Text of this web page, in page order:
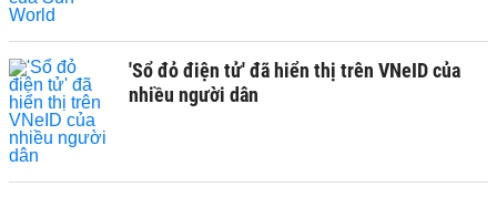
'Sổ đỏ điện tử' đã hiển thị trên VNeID của
nhiều người dân